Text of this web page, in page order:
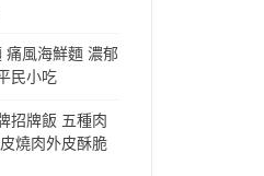
痛風海鮮麵 濃郁
民小吃
招牌飯 五種肉
燒肉外皮酥脆